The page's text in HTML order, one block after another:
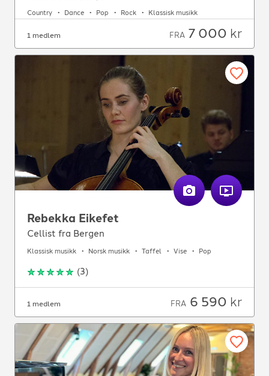
Country Dance Pop Rock Klassisk musikk
1 medlem FRA 7 000 kr
Rebekka Eikefet
Cellist fra Bergen
Klassisk musikk Norsk musikk Taffel Vise Pop
(3)
1 medlem FRA 6 590 kr